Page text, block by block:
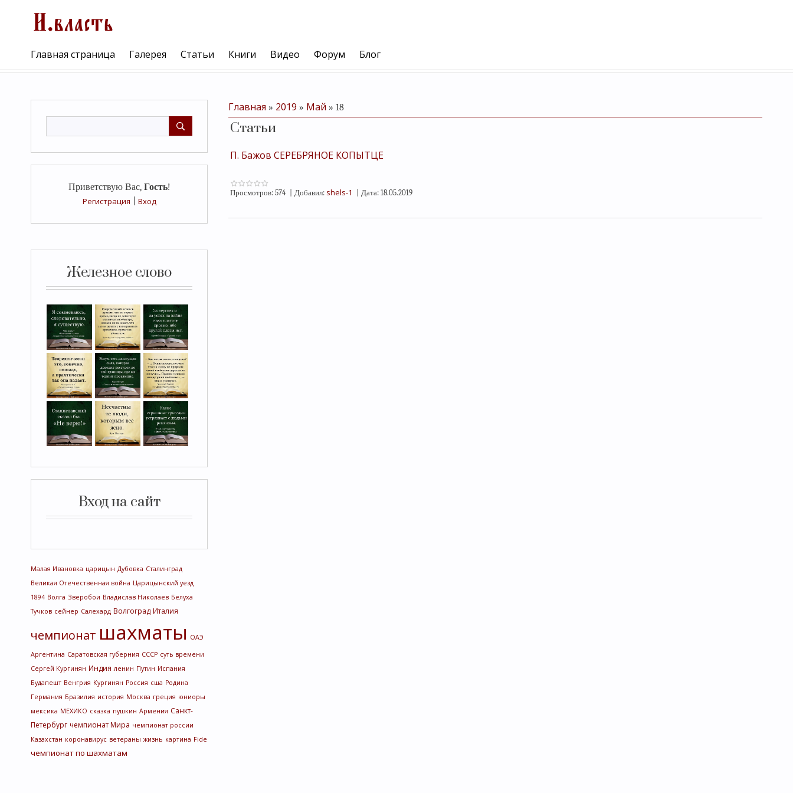
Главная страница Галерея Статьи Книги Видео Форум Блог
Приветствую Вас, Гость!
Регистрация
Вход
Железное слово
Вход на сайт
Малая Ивановка царицын Дубовка Сталинград
Великая Отечественная война Царицынский уезд
1894 Волга Зверобои Владислав Николаев Белуха
Тучков сейнер Салехард Волгоград Италия
чемпионат шахматы ОАЭ
Аргентина Саратовская губерния СССР суть времени
Сергей Кургинян Индия ленин Путин Испания
Будапешт Венгрия Кургинян Россия сша Родина
Германия Бразилия история Москва греция юниоры
мексика МЕХИКО сказка пушкин Армения Санкт-
Петербург чемпионат Мира чемпионат россии
Казахстан коронавирус ветераны жизнь картина Fide
чемпионат по шахматам
Главная » 2019 » Май » 18
Статьи
П. Бажов СЕРЕБРЯНОЕ КОПЫТЦЕ
Просмотров: 574 Добавил: shels-1 Дата: 18.05.2019